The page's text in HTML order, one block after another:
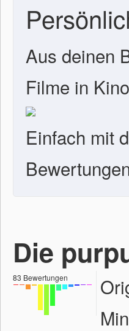
Aus deinen
Filme in
Einfach mit
Die
83 Bewertungen